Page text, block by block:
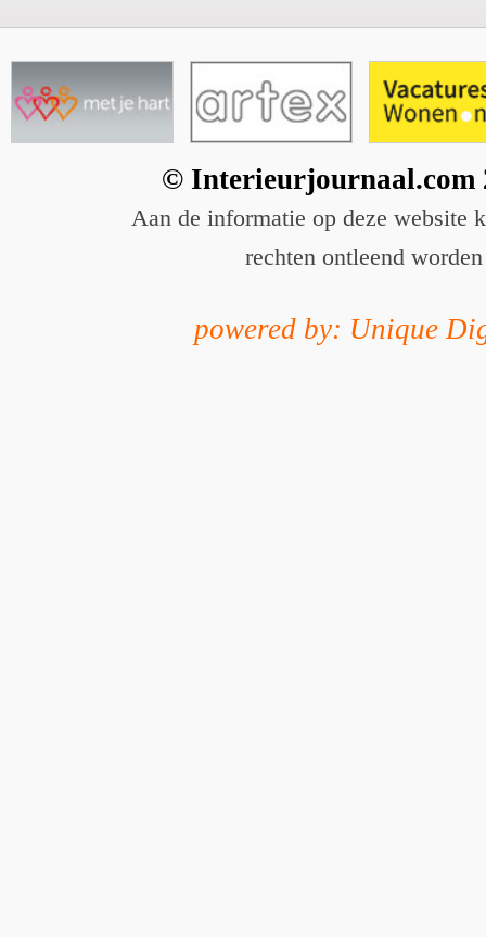
© Interieurjournaal.com
Aan de informatie op deze website
rechten ontleend worden
powered by: Unique